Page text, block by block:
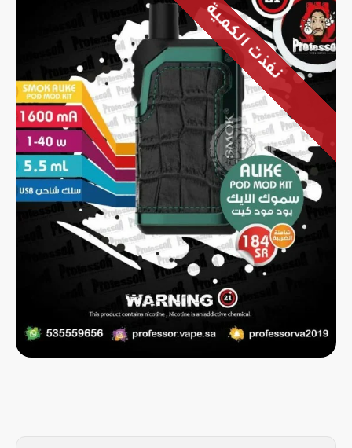
نفذت الكمية